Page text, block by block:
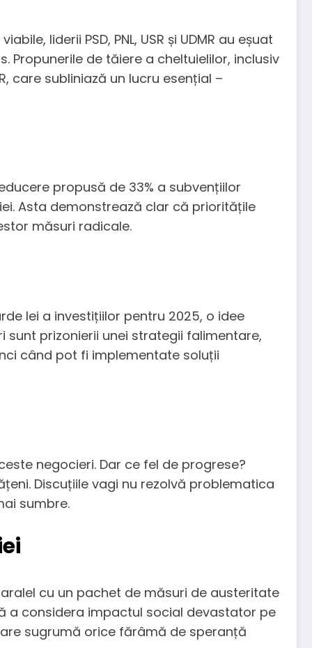
liderii PSD, PNL, USR și UDMR au eșuat
Propunerile de tăiere a cheltuielilor, inclusiv
care subliniază un lucru esențial –
propusă de 33% a subvențiilor
Asta demonstrează clar că prioritățile
măsuri radicale.
lei a investițiilor pentru 2025, o idee
prizonierii unei strategii falimentare,
când pot fi implementate soluții
negocieri. Dar ce fel de progrese?
Discuțiile vagi nu rezolvă problematica
sumbre.
cu un pachet de măsuri de austeritate
a considera impactul social devastator pe
sugrumă orice fărâmă de speranță